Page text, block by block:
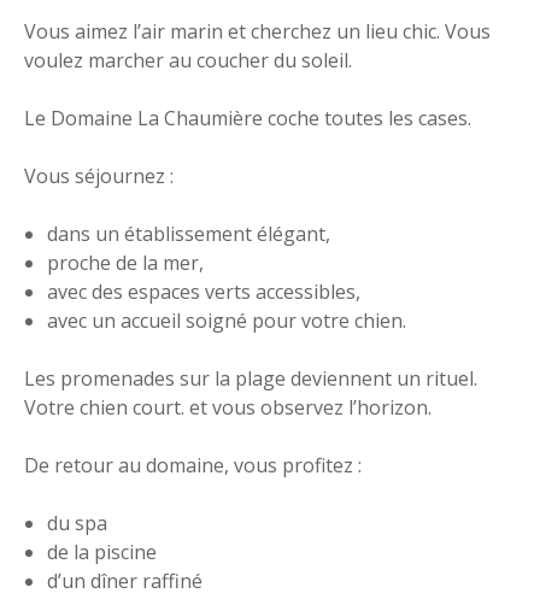
Vous aimez l’air marin et cherchez un lieu chic. Vous
voulez marcher au coucher du soleil.
Le Domaine La Chaumière coche toutes les cases.
Vous séjournez :
dans un établissement élégant,
proche de la mer,
avec des espaces verts accessibles,
avec un accueil soigné pour votre chien.
Les promenades sur la plage deviennent un rituel.
Votre chien court. et vous observez l’horizon.
De retour au domaine, vous profitez :
du spa
de la piscine
d’un dîner raffiné